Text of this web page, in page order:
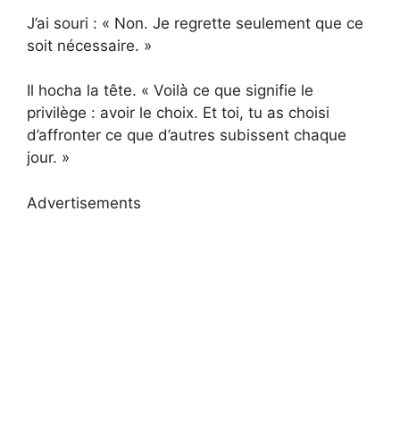
J’ai souri : « Non. Je regrette seulement que ce
soit nécessaire. »
Il hocha la tête. « Voilà ce que signifie le
privilège : avoir le choix. Et toi, tu as choisi
d’affronter ce que d’autres subissent chaque
jour. »
Advertisements